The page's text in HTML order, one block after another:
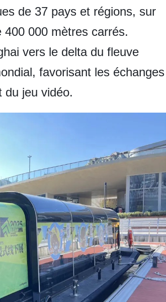
de 37 pays et régions, sur
000 mètres carrés.
vers le delta du fleuve
favorisant les échanges
du jeu vidéo.